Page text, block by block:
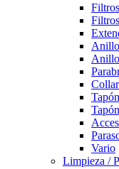
Vario
Limpieza /